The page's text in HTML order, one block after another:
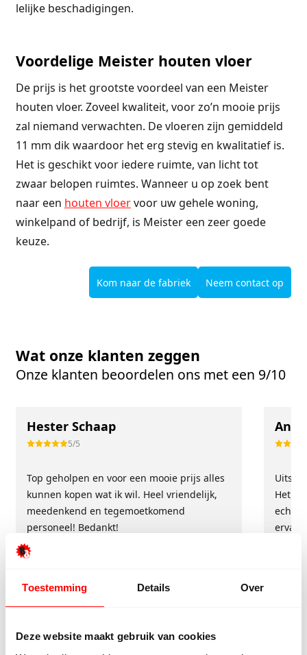
Toestemming Details Over
Deze website maakt gebruik van cookies
lelijke beschadigingen.
Voordelige Meister houten vloer
De prijs is het grootste voordeel van een Meister
houten vloer. Zoveel kwaliteit, voor zo’n mooie prijs
zal niemand verwachten. De vloeren zijn gemiddeld
11 mm dik waardoor het erg stevig en kwalitatief is.
Het is geschikt voor iedere ruimte, van licht tot
zwaar belopen ruimtes. Wanneer u op zoek bent
naar een houten vloervoor uw gehele woning,
winkelpand of bedrijf, is Meister een zeer goede
keuze.
Kom naar de fabriek Neem contact op
Wat onze klanten zeggen
Onze klanten beoordelen ons met een 9/10
Hester Schaap
5/5
Top geholpen en voor een mooie prijs alles
kunnen kopen wat ik wil. Heel vriendelijk,
meedenkend en tegemoetkomend
personeel! Bedankt!
Het
echt